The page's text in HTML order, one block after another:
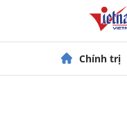
Chính trị